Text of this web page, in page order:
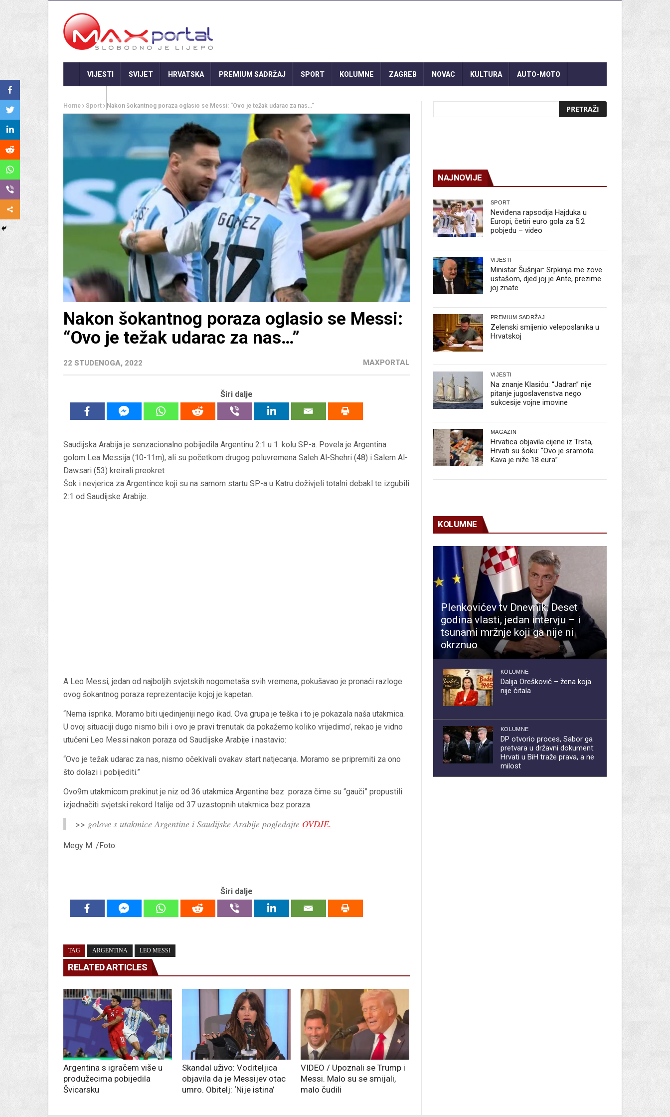
VIJESTI SVIJET HRVATSKA PREMIUM SADRŽAJ SPORT KOLUMNE ZAGREB NOVAC KULTURA AUTO-MOTO
Home Sport Nakon šokantnog poraza oglasio se Messi: “Ovo je težak udarac za nas…”
Nakon šokantnog poraza oglasio se Messi:
“Ovo je težak udarac za nas…”
22 STUDENOGA, 2022 MAXPORTAL
Širi dalje
Saudijska Arabija je senzacionalno pobijedila Argentinu 2:1 u 1. kolu SP-a. Povela je Argentina
golom Lea Messija (10-11m), ali su početkom drugog poluvremena Saleh Al-Shehri (48) i Salem Al-
Dawsari (53) kreirali preokret
Šok i nevjerica za Argentince koji su na samom startu SP-a u Katru doživjeli totalni debakl te izgubili
2:1 od Saudijske Arabije.
A Leo Messi, jedan od najboljih svjetskih nogometaša svih vremena, pokušavao je pronaći razloge
ovog šokantnog poraza reprezentacije kojoj je kapetan.
“Nema isprika. Moramo biti ujedinjeniji nego ikad. Ova grupa je teška i to je pokazala naša utakmica.
U ovoj situaciji dugo nismo bili i ovo je pravi trenutak da pokažemo koliko vrijedimo’, rekao je vidno
utučeni Leo Messi nakon poraza od Saudijske Arabije i nastavio:
“Ovo je težak udarac za nas, nismo očekivali ovakav start natjecanja. Moramo se pripremiti za ono
što dolazi i pobijediti.”
Ovo9m utakmicom prekinut je niz od 36 utakmica Argentine bez poraza čime su “gauči” propustili
izjednačiti svjetski rekord Italije od 37 uzastopnih utakmica bez poraza.
>> golove s utakmice Argentine i Saudijske Arabije pogledajte OVDJE.
Megy M. /Foto:
Širi dalje
TAG ARGENTINA LEO MESSI
RELATED ARTICLES
Argentina s igračem više u
produžecima pobijedila
Švicarsku
Skandal uživo: Voditeljica
objavila da je Messijev otac
umro. Obitelj: ‘Nije istina’
VIDEO / Upoznali se Trump i
Messi. Malo su se smijali,
malo čudili
NAJNOVIJE
SPORT
Neviđena rapsodija Hajduka u
Europi, četiri euro gola za 5:2
pobjedu – video
VIJESTI
Ministar Šušnjar: Srpkinja me zove
ustašom, djed joj je Ante, prezime
joj znate
PREMIUM SADRŽAJ
Zelenski smijenio veleposlanika u
Hrvatskoj
VIJESTI
Na znanje Klasiću: “Jadran” nije
pitanje jugoslavenstva nego
sukcesije vojne imovine
MAGAZIN
Hrvatica objavila cijene iz Trsta,
Hrvati su šoku: “Ovo je sramota.
Kava je niže 18 eura”
KOLUMNE
Plenkovićev tv Dnevnik: Deset
godina vlasti, jedan intervju – i
tsunami mržnje koji ga nije ni
okrznuo
KOLUMNE
Dalija Orešković – žena koja
nije čitala
KOLUMNE
DP otvorio proces, Sabor ga
pretvara u državni dokument:
Hrvati u BiH traže prava, a ne
milost